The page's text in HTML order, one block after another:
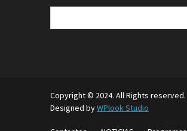
Buscar:
Copyright © 2024. All Rights reserved.
Designed byWPlook Studio